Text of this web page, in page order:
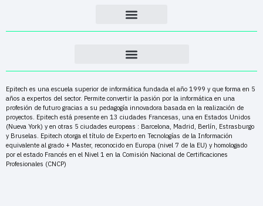
Epitech es una escuela superior de informática fundada el año 1999 y que forma en 5
años a expertos del sector. Permite convertir la pasión por la informática en una
profesión de futuro gracias a su pedagogía innovadora basada en la realización de
proyectos. Epitech está presente en 13 ciudades Francesas, una en Estados Unidos
(Nueva York) y en otras 5 ciudades europeas : Barcelona, Madrid, Berlín, Estrasburgo
y Bruselas. Epitech otorga el título de Experto en Tecnologías de la Información
equivalente al grado + Master, reconocido en Europa (nivel 7 de la EU) y homologado
por el estado Francés en el Nivel 1 en la Comisión Nacional de Certificaciones
Profesionales (CNCP)